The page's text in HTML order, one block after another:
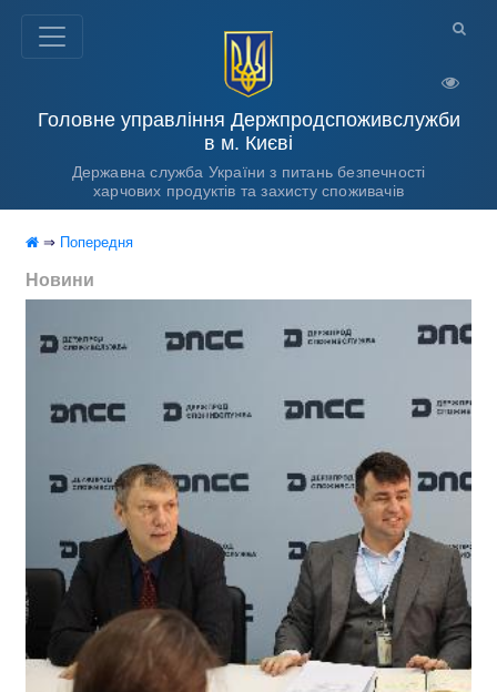
Головне управління Держпродспоживслужби
в м. Києві
Державна служба України з питань безпечності
харчових продуктів та захисту споживачів
⇒ Попередня
Новини